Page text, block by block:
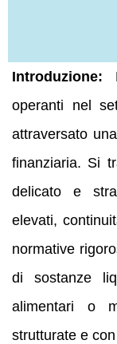
Introduzione:
operanti nel
attraversato
finanziaria. Si
delicato e
elevati,
normative
di sostanze
alimentari o
strutturate e